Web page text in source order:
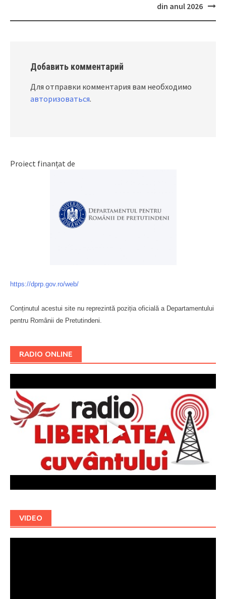
din anul 2026
Добавить комментарий
Для отправки комментария вам необходимо
авторизоваться.
Proiect finanțat de
https://dprp.gov.ro/web/
Conținutul acestui site nu reprezintă poziția oficială a Departamentului
pentru Românii de Pretutindeni.
RADIO ONLINE
VIDEO